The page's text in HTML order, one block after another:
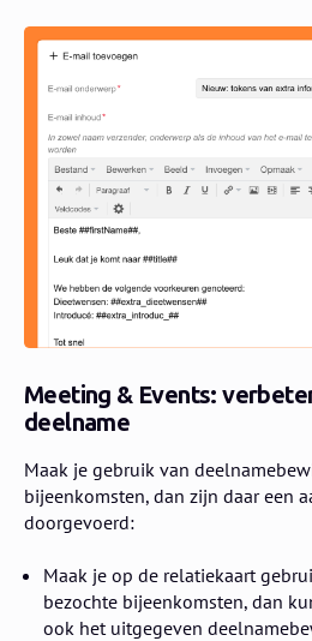
Meeting & Events:
deelname
Maak je gebruik van
bijeenkomsten, dan zijn daar een
doorgevoerd:
Maak je op de relatiekaart
bezochte bijeenkomsten, dan
ook het uitgegeven